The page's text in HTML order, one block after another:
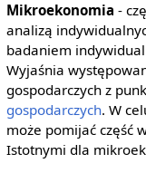
Mikroekonomia -
analizą
badaniem
Wyjaśnia
gospodarczych z
gospodarczych. W
może pomijać część
Istotnymi dla